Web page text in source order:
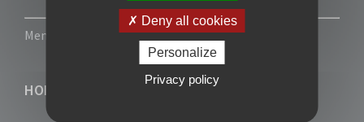
Mentions légales-Politique de confidentialité
HORAIRES
Deny all cookies
Personalize
Privacy policy